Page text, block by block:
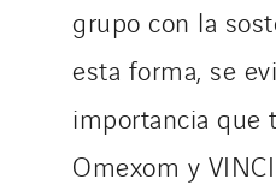
grupo con la
esta forma, se
importancia que
Omexom y